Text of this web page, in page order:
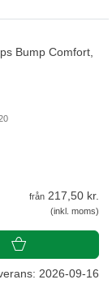
Bump Comfort,
från 217,50 kr.
(inkl. moms)
2026-09-16